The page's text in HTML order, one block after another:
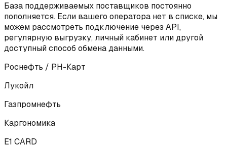
База поддерживаемых поставщиков постоянно
пополняется. Если вашего оператора нет в списке, мы
можем рассмотреть подключение через API,
регулярную выгрузку, личный кабинет или другой
доступный способ обмена данными.
Роснефть / РН-Карт
Лукойл
Газпромнефть
Каргономика
E1 CARD